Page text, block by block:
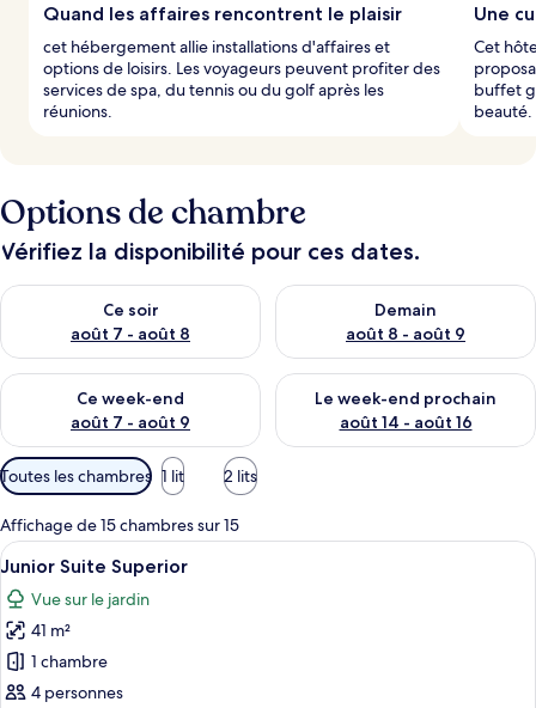
Quand les affaires rencontrent le plaisir
cet hébergement allie installations d'affaires et
options de loisirs. Les voyageurs peuvent profiter des
services de spa, du tennis ou du golf après les
réunions.
Une
Cet
buffet
beauté.
Options de chambre
Vérifiez la disponibilité pour ces dates.
Ce soir
août 7 - août 8
Vérifier la disponibilité pour ce soir août 7 - août 8
Demain
août 8 - août 9
Vérifier la disponibilité pour
Ce week-end
août 7 - août 9
Vérifier la disponibilité pour ce week-end août 7 - août 9
Le week-end prochain
août 14 - août 16
Vérifier la disponibilité pour
Filtres
disponibles
pour
les
chambres
Toutes les chambres 1 lit 2 lits
Affichage de 15 chambres sur 15
Afficher
toutes
les
photos
pour
ce
1 chambre, minibar, coffres-forts
8
Junior Suite Superior
Vue sur le jardin
41 m²
1 chambre
4 personnes